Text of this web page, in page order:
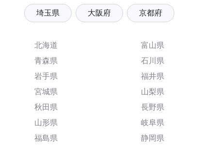
埼玉県 大阪府 京都府
北海道
青森県
岩手県
宮城県
秋田県
山形県
福島県
富山県
石川県
福井県
山梨県
長野県
岐阜県
静岡県